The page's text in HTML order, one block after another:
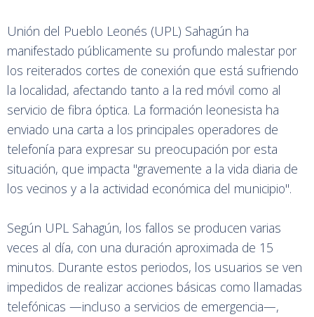
Unión del Pueblo Leonés (UPL) Sahagún ha
manifestado públicamente su profundo malestar por
los reiterados cortes de conexión que está sufriendo
la localidad, afectando tanto a la red móvil como al
servicio de fibra óptica. La formación leonesista ha
enviado una carta a los principales operadores de
telefonía para expresar su preocupación por esta
situación, que impacta "gravemente a la vida diaria de
los vecinos y a la actividad económica del municipio".
Según UPL Sahagún, los fallos se producen varias
veces al día, con una duración aproximada de 15
minutos. Durante estos periodos, los usuarios se ven
impedidos de realizar acciones básicas como llamadas
telefónicas —incluso a servicios de emergencia—,